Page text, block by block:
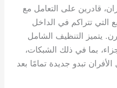
قادرين على التعامل مع
التي تتراكم في الداخل
يتميز التنظيف الشامل
بما في ذلك الشبكات،
الأفران تبدو جديدة تمامًا بعد